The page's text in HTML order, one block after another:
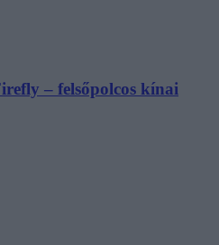
– felsőpolcos kínai